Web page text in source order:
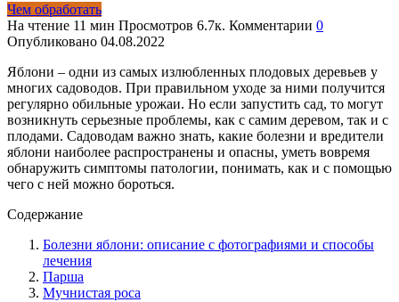
Чем обработать
На чтение 11 мин Просмотров 6.7к. Комментарии 0
Опубликовано 04.08.2022
Яблони – одни из самых излюбленных плодовых деревьев у
многих садоводов. При правильном уходе за ними получится
регулярно обильные урожаи. Но если запустить сад, то могут
возникнуть серьезные проблемы, как с самим деревом, так и с
плодами. Садоводам важно знать, какие болезни и вредители
яблони наиболее распространены и опасны, уметь вовремя
обнаружить симптомы патологии, понимать, как и с помощью
чего с ней можно бороться.
Содержание
Болезни яблони: описание с фотографиями и способы
лечения
Парша
Мучнистая роса